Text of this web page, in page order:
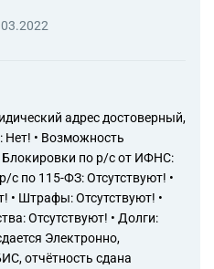
адрес достоверный,
Нет! • Возможность
Блокировки по р/с от ИФНС:
с по 115-ФЗ: Отсутствуют! •
• Штрафы: Отсутствуют! •
Отсутствуют! • Долги:
Электронно,
отчётность сдана